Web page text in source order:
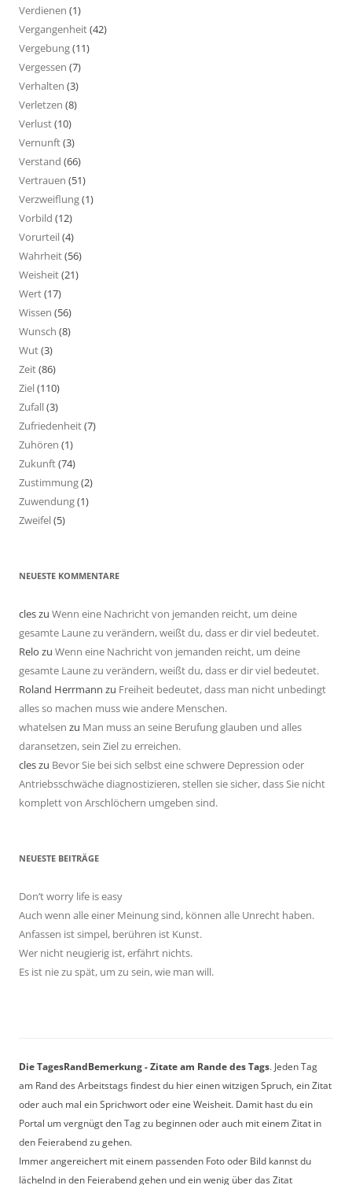
Verdienen (1)
Vergangenheit(42)
Vergebung(11)
Vergessen (7)
Verhalten (3)
Verletzen (8)
Verlust(10)
Vernunft(3)
Verstand (66)
Vertrauen (51)
Verzweiflung(1)
Vorbild (12)
Vorurteil(4)
Wahrheit(56)
Weisheit(21)
Wert(17)
Wissen (56)
Wunsch (8)
Wut(3)
Zeit(86)
Ziel(110)
Zufall(3)
Zufriedenheit(7)
Zuhören (1)
Zukunft(74)
Zustimmung(2)
Zuwendung(1)
Zweifel(5)
NEUESTE KOMMENTARE
cleszu Wenn eine Nachricht von jemanden reicht, um deine
gesamte Laune zu verändern, weißt du, dass er dir viel bedeutet.
Relo zu Wenn eine Nachricht von jemanden reicht, um deine
gesamte Laune zu verändern, weißt du, dass er dir viel bedeutet.
Roland Herrmann zu Freiheit bedeutet, dass man nicht unbedingt
alles so machen muss wie andere Menschen.
whatelsen zu Man muss an seine Berufung glauben und alles
daransetzen, sein Ziel zu erreichen.
cleszu Bevor Sie bei sich selbst eine schwere Depression oder
Antriebsschwäche diagnostizieren, stellen sie sicher, dass Sie nicht
komplett von Arschlöchern umgeben sind.
NEUESTE BEITRÄGE
Don’t worry life is easy
Auch wenn alle einer Meinung sind, können alle Unrecht haben.
Anfassen ist simpel, berühren ist Kunst.
Wer nicht neugierig ist, erfährt nichts.
Es ist nie zu spät, um zu sein, wie man will.
Die TagesRandBemerkung - Zitate am Rande des Tags. Jeden Tag
am Rand des Arbeitstags findest du hier einen witzigen Spruch, ein Zitat
oder auch mal ein Sprichwort oder eine Weisheit. Damit hast du ein
Portal um vergnügt den Tag zu beginnen oder auch mit einem Zitat in
den Feierabend zu gehen.
Immer angereichert mit einem passenden Foto oder Bild kannst du
lächelnd in den Feierabend gehen und ein wenig über das Zitat